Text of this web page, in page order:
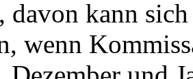
davon kann
wenn